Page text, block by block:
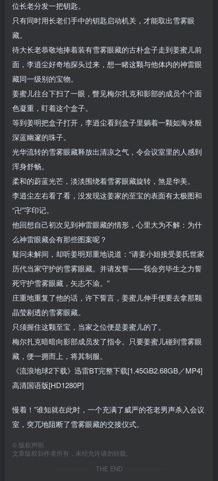
位长老分发一把钥匙。
只有同时用长老们手中的钥匙启动机关，才能取出雪雾眼
藏。
待大长老恭敬地捧着装有雪雾眼藏的古朴盒子走到姜蜜儿前
面，李逍尘好奇地探头过来，想一睹这颗与他体内的神雷眼
藏同一级别的宝物。
姜蜜儿往台下扫了一眼，瞥见梅尔扎克和影部的成员个个面
色凝重，盯着这个盒子。
等到姜明把盒子打开，李逍尘看到盒子里躺着一颗如海水般
深蓝幽邃的珠子。
光华流转的雪雾眼藏释放出清凉之气，令会议室里的人感到
浑身舒畅。
柔和的蔚蓝光芒，淡淡围绕着雪雾眼藏旋转，煞是华美。
李逍尘左右看了看，没发现这姜家的至宝的表面有太极图和
“卍”字印记。
他回想自己初次见到神雷眼藏的情形，心里大为不解：为什
么神雷眼藏会有那些图案呢？
疑问未解间，却听姜明郑重地说道：“请姜小姐接受姜氏世家
历代当家守护的雪雾眼藏。并请发誓——我会穷毕生之力誓
死守护雪雾眼藏，矢志不渝。”
庄重地重复了他的话，许下誓言，姜蜜儿伸手便要去拿那颗
晶莹剔透的雪雾眼藏。
只须握住这颗至宝，当家之位便是姜蜜儿的了。
梅尔扎克暗暗向影部成员发了指令。只要姜蜜儿碰到雪雾眼
藏，便一拥而上，将其制服。
《流浪地球2下载》迅雷BT完整下载[1.45GB2.68GB／MP4]
高清国语版[HD1280P]
慢着！”谁知就在此时，一个充满了威严的苍老男声杀入会议
室，突兀地阻断了雪雾眼藏的交接仪式。
© 版权声明
文章版权归作者所有，未经允许请勿转载。
THE END